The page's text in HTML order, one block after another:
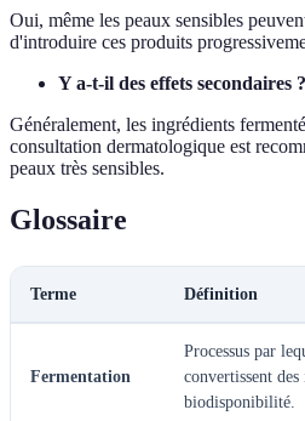
Oui, même les peaux sensibles
d'introduire ces produits
Y a-t-il des effets secondaires ?
Généralement, les ingrédients
consultation dermatologique est
peaux très sensibles.
Glossaire
Terme Définition
Fermentation
Processus par
convertissent
biodisponibilité.